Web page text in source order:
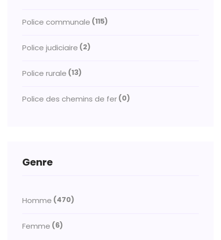
Police communale (115)
Police judiciaire (2)
Police rurale (13)
Police des chemins de fer (0)
Genre
Homme (470)
Femme (6)